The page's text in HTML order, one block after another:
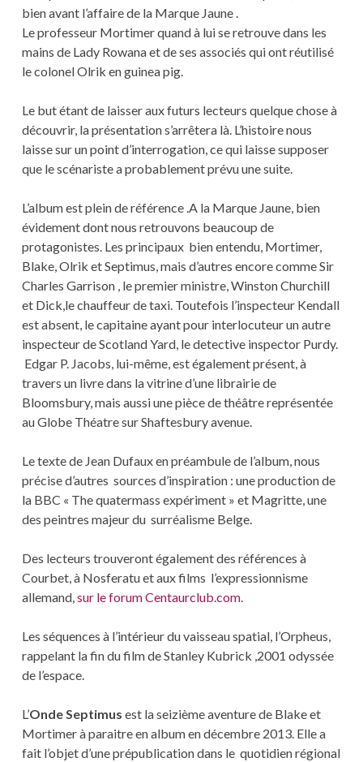
bien avant l’affaire de la Marque Jaune .
Le professeur Mortimer quand à lui se retrouve dans les
mains de Lady Rowana et de ses associés qui ont réutilisé
le colonel Olrik en guinea pig.
Le but étant de laisser aux futurs lecteurs quelque chose à
découvrir, la présentation s’arrêtera là. L’histoire nous
laisse sur un point d’interrogation, ce qui laisse supposer
que le scénariste a probablement prévu une suite.
L’album est plein de référence .A la Marque Jaune, bien
évidement dont nous retrouvons beaucoup de
protagonistes. Les principaux bien entendu, Mortimer,
Blake, Olrik et Septimus, mais d’autres encore comme Sir
Charles Garrison , le premier ministre, Winston Churchill
et Dick,le chauffeur de taxi. Toutefois l’inspecteur Kendall
est absent, le capitaine ayant pour interlocuteur un autre
inspecteur de Scotland Yard, le detective inspector Purdy.
Edgar P. Jacobs, lui-même, est également présent, à
travers un livre dans la vitrine d’une librairie de
Bloomsbury, mais aussi une pièce de théâtre représentée
au Globe Théatre sur Shaftesbury avenue.
Le texte de Jean Dufaux en préambule de l’album, nous
précise d’autres sources d’inspiration : une production de
la BBC « The quatermass expériment » et Magritte, une
des peintres majeur du surréalisme Belge.
Des lecteurs trouveront également des références à
Courbet, à Nosferatu et aux films l’expressionnisme
allemand,sur le forum Centaurclub.com.
Les séquences à l’intérieur du vaisseau spatial, l’Orpheus,
rappelant la fin du film de Stanley Kubrick ,2001 odyssée
de l’espace.
L’Onde Septimus est la seizième aventure de Blake et
Mortimer à paraitre en album en décembre 2013. Elle a
fait l’objet d’une prépublication dans le quotidien régional